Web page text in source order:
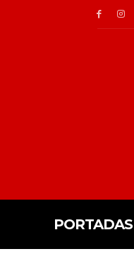
PORTADAS